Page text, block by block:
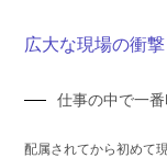
広大な現場の衝
仕事の中で一
配属されてから初めて